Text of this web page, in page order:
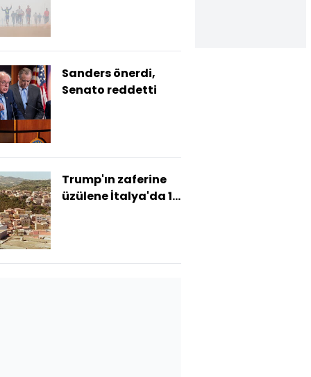
Sanders önerdi,
Senato reddetti
Trump'ın zaferine
üzülene İtalya'da 1